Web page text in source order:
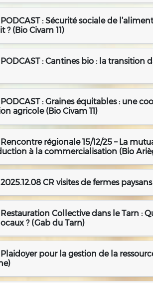
: Sécurité sociale de
? (Bio Civam 11)
: Cantines bio : la transition
: Graines équitables : une
agricole (Bio Civam 11)
régionale 15/12/25 – La
à la commercialisation (Bio
CR visites de fermes
Collective dans le Tarn :
? (Gab du Tarn)
pour la gestion de la